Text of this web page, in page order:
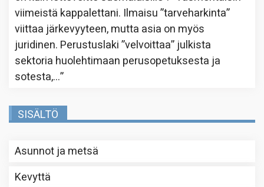
viimeistä kappalettani. Ilmaisu ”tarveharkinta”
viittaa järkevyyteen, mutta asia on myös
juridinen. Perustuslaki ”velvoittaa” julkista
sektoria huolehtimaan perusopetuksesta ja
sotesta,…”
SISÄLTÖ
Asunnot ja metsä
Kevyttä